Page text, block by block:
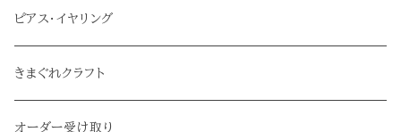
ピアス・イヤリング
きまぐれクラフト
オーダー受け取り